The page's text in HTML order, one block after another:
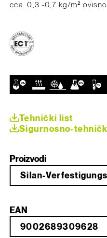
cca. 0,3 -0,7 kg/m²
Tehnički list
Sigurnosno-
Proizvodi
Silan-
EAN